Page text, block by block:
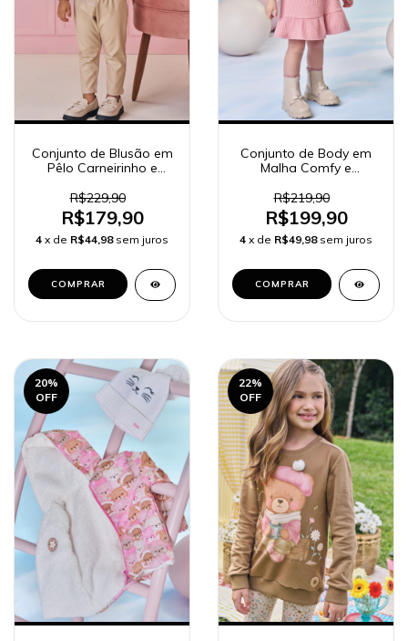
Conjunto de Blusão em
Pêlo Carneirinho e
Couro Eco e Termoskin
Peluciado 92125 Kukiê
Bebê Menina
R$229,90
R$179,90
4 x de R$44,98 sem juros
COMPRAR
Conjunto de Body em
Malha Comfy e
Waffle 91883 Kukiê
Bebê Menina
R$219,90
R$199,90
4 x de R$49,98 sem juros
COMPRAR
20%
OFF
22%
OFF